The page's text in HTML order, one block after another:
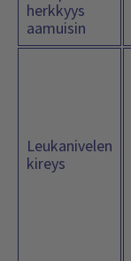
herkkyys
aamuisin
Leukanivelen
kireys